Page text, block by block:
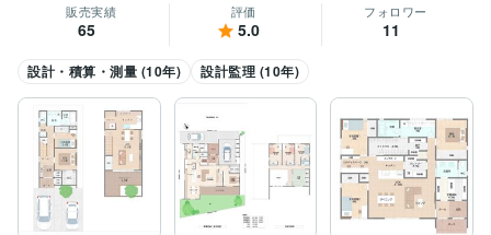
販売実績
65
評価
5.0
フォロワー
11
設計・積算・測量 (10年) 設計監理 (10年)